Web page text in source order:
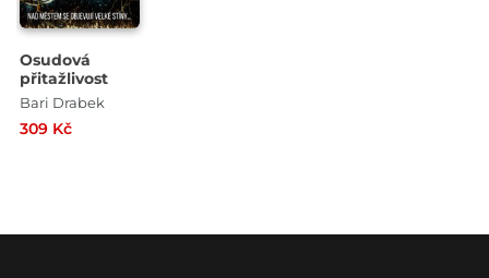
Osudová
přitažlivost
Bari Drabek
309 Kč